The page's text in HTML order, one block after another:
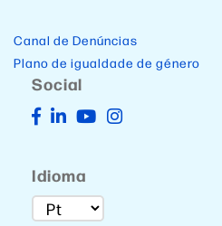
Canal de Denúncias
Plano de igualdade de género
Social
Idioma